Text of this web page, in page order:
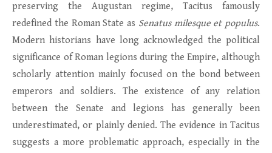
preserving the Augustan regime, Tacitus famously
redefined the Roman State as Senatus milesque et populus.
Modern historians have long acknowledged the political
significance of Roman legions during the Empire, although
scholarly attention mainly focused on the bond between
emperors and soldiers. The existence of any relation
between the Senate and legions has generally been
underestimated, or plainly denied. The evidence in Tacitus
suggests a more problematic approach, especially in the